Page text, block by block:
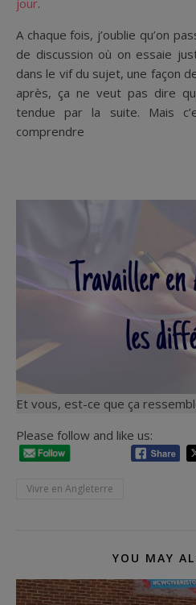
jour.
A chaque fois, j’oublie qu’on
de discussion où on essaie
dans le vif du sujet, une façon
après, ça ne veut pas dire
tendue par la suite. Mais
comprendre
Et vous, est-ce que ça
Please follow and like us:
Vivre en Angleterre
YOU MAY